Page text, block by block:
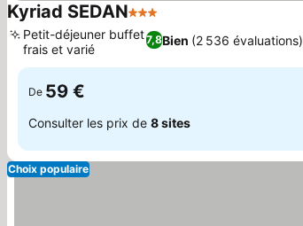
Kyriad SEDAN3 Étoiles
7,8Bien (2 536 évaluations)
Petit-déjeuner buffet
frais et varié
De 59 €
Consulter les prix de 8 sites
Choix populaire